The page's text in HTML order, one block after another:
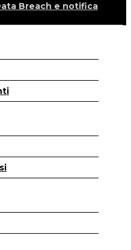
Breach e notifica